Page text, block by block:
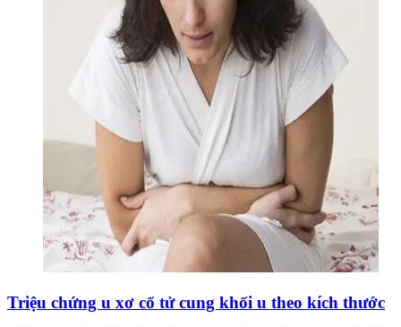
Triệu chứng u xơ cổ tử cung khối u theo kích thước